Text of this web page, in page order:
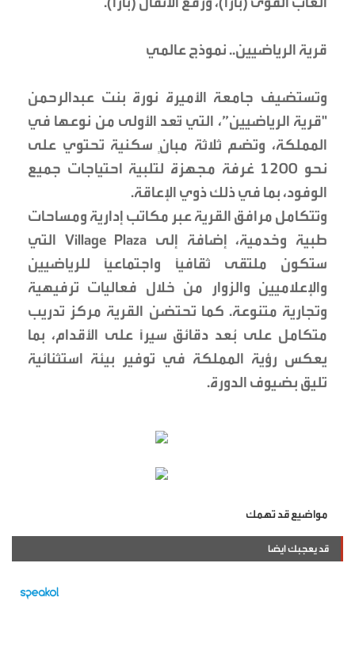
قرية الرياضيين.. نموذج عالمي
وتستضيف جامعة الأميرة نورة بنت عبدالرحمن
"قرية الرياضيين”، التي تُعد الأولى من نوعها في
المملكة، وتضم ثلاثة مبانٍ سكنية تحتوي على
نحو 1200 غرفة مجهزة لتلبية احتياجات جميع
الوفود، بما في ذلك ذوي الإعاقة.
وتتكامل مرافق القرية عبر مكاتب إدارية ومساحات
طبية وخدمية، إضافة إلى Village Plaza التي
ستكون ملتقى ثقافيًا واجتماعيًا للرياضيين
والإعلاميين والزوار من خلال فعاليات ترفيهية
وتجارية متنوعة. كما تحتضن القرية مركز تدريب
متكامل على بُعد دقائق سيرًا على الأقدام، بما
يعكس رؤية المملكة في توفير بيئة استثنائية
تليق بضيوف الدورة.
مواضيع قد تهمك
قد يعجبك ايضا